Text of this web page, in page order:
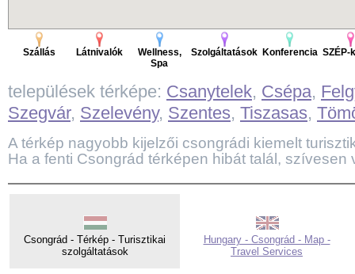
Szállás Látnivalók
Wellness,
Spa
Szolgáltatások Konferencia SZÉP-
települések térképe: Csanytelek, Csépa,
Szegvár, Szelevény, Szentes, Tiszasas,
A térkép nagyobb kijelzői csongrádi kiemelt
Ha a fenti Csongrád térképen hibát talál,
Csongrád - Térkép - Turisztikai
szolgáltatások
Hungary - Csongrád - Map -
Travel Services